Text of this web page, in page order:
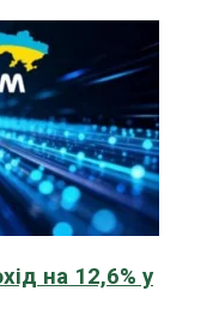
на 12,6% у